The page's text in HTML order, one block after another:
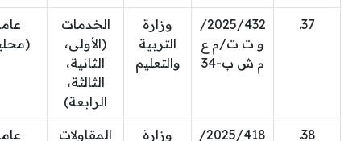
37.
2025/432/
و ت ت/م ع
م ش ب-34
وزارة
التربية
والتعليم
الخدمات
(الأولى،
الثانية،
الثالثة،
الرابعة)
38.
2025/418/ وزارة المقاولات